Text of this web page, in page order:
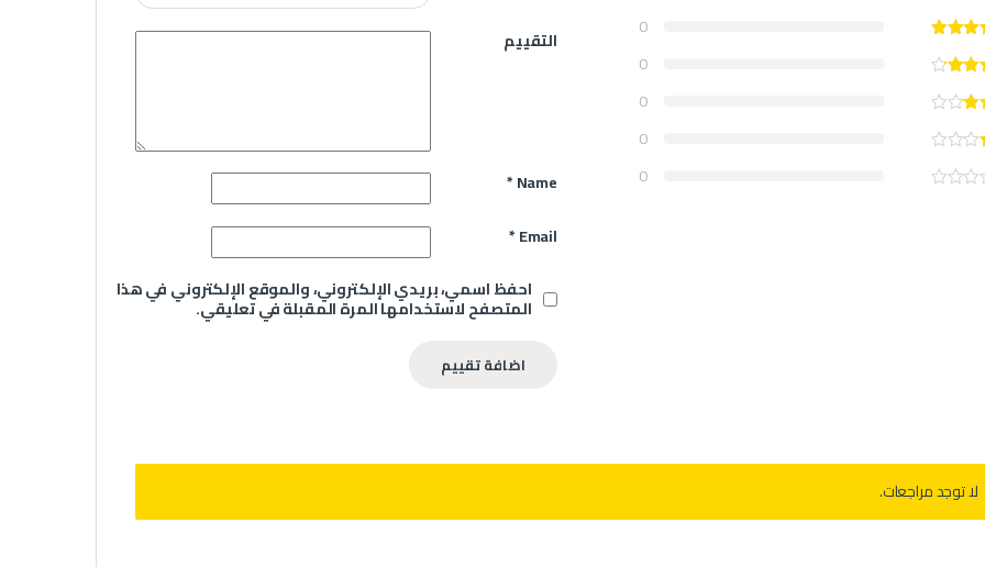
0
0
0
0
0
التقييم
Name
*
Email
*
احفظ اسمي، بريدي الإلكتروني، والموقع الإلكتروني في هذا
المتصفح لاستخدامها المرة المقبلة في تعليقي.
لا توجد مراجعات.